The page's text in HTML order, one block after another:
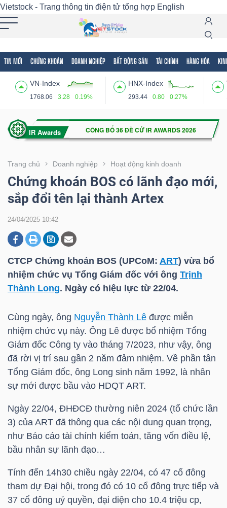
Vietstock - Trang thông tin điện tử tổng hợp English
TIN MỚI CHỨNG KHOÁN DOANH NGHIỆP BẤT ĐỘNG SẢN TÀI CHÍNH HÀNG HÓA
VN-Index
1768.06 3.28 0.19%
HNX-Index
293.44 0.80 0.27%
Trang chủ Doanh nghiệp Hoạt động kinh doanh
Chứng khoán BOS có lãnh đạo mới,
sắp đổi tên lại thành Artex
24/04/2025 10:42
CTCP Chứng khoán BOS (UPCoM: ART) vừa bổ
nhiệm chức vụ Tổng Giám đốc với ông Trịnh
Thành Long. Ngày có hiệu lực từ 22/04.
Cùng ngày, ông Nguyễn Thành Lê được miễn
nhiệm chức vụ này. Ông Lê được bổ nhiệm Tổng
Giám đốc Công ty vào tháng 7/2023, như vậy, ông
đã rời vị trí sau gần 2 năm đảm nhiệm. Về phần tân
Tổng Giám đốc, ông Long sinh năm 1992, là nhân
sự mới được bầu vào HDQT ART.
Ngày 22/04, ĐHĐCĐ thường niên 2024 (tổ chức lần
3) của ART đã thông qua các nội dung quan trọng,
như Báo cáo tài chính kiểm toán, tăng vốn điều lệ,
bầu nhân sự lãnh đạo…
Tính đến 14h30 chiều ngày 22/04, có 47 cổ đông
tham dự Đại hội, trong đó có 10 cổ đông trực tiếp và
37 cổ đông uỷ quyền, đại diện cho 10.4 triệu cp,
Tất cả Tính năng Ngành Mã chứng khoán
Tính
(-)
VIETSTOCK
CHỨNG
DOANH
NGHIỆP
BẤT
ĐỘNG
CHÍNH
HÓA